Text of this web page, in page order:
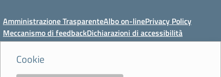
Cookie
Amministrazione TrasparenteAlbo on-linePrivacy Policy
Meccanismo di feedbackDichiarazioni di accessibilità
Preferenze cookie